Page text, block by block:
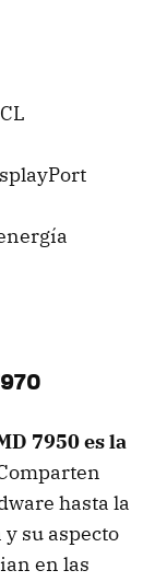
7950 es la
hasta la
su aspecto
en las